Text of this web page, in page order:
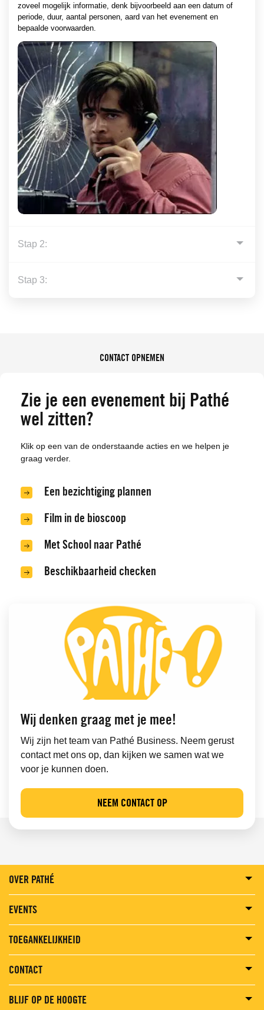
zoveel mogelijk informatie, denk bijvoorbeeld aan een datum of
periode, duur, aantal personen, aard van het evenement en
bepaalde voorwaarden.
CONTACT OPNEMEN
Zie je een evenement bij Pathé
wel zitten?
Klik op een van de onderstaande acties en we helpen je
graag verder.
Een bezichtiging plannen
Film in de bioscoop
Met School naar Pathé
Beschikbaarheid checken
Wij denken graag met je mee!
Wij zijn het team van Pathé Business. Neem gerust
contact met ons op, dan kijken we samen wat we
voor je kunnen doen.
NEEM CONTACT OP
OVER PATHÉ
EVENTS
TOEGANKELIJKHEID
CONTACT
BLIJF OP DE HOOGTE